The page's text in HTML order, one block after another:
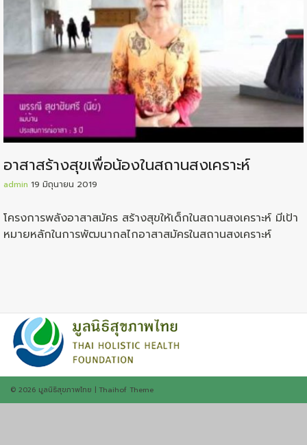
อาสาสร้างสุขเพื่อน้องในสถานสงเคราะห์
admin 19 มิถุนายน 2019
โครงการพลังอาสาสมัคร สร้างสุขให้เด็กในสถานสงเคราะห์ มีเป้า
หมายหลักในการพัฒนากลไกอาสาสมัครในส­­ถานสงเคราะห์
© 2026 มูลนิธิสุขภาพไทย | Thaihof Theme